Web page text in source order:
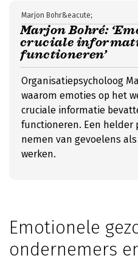
Marjon Bohré:
cruciale
functioneren’
Marjon Bohr&eacute;
Organisatiepsycholoog
waarom emoties op het
cruciale informatie
functioneren. Een helder
nemen van gevoelens
werken.
Emotionele
ondernemers